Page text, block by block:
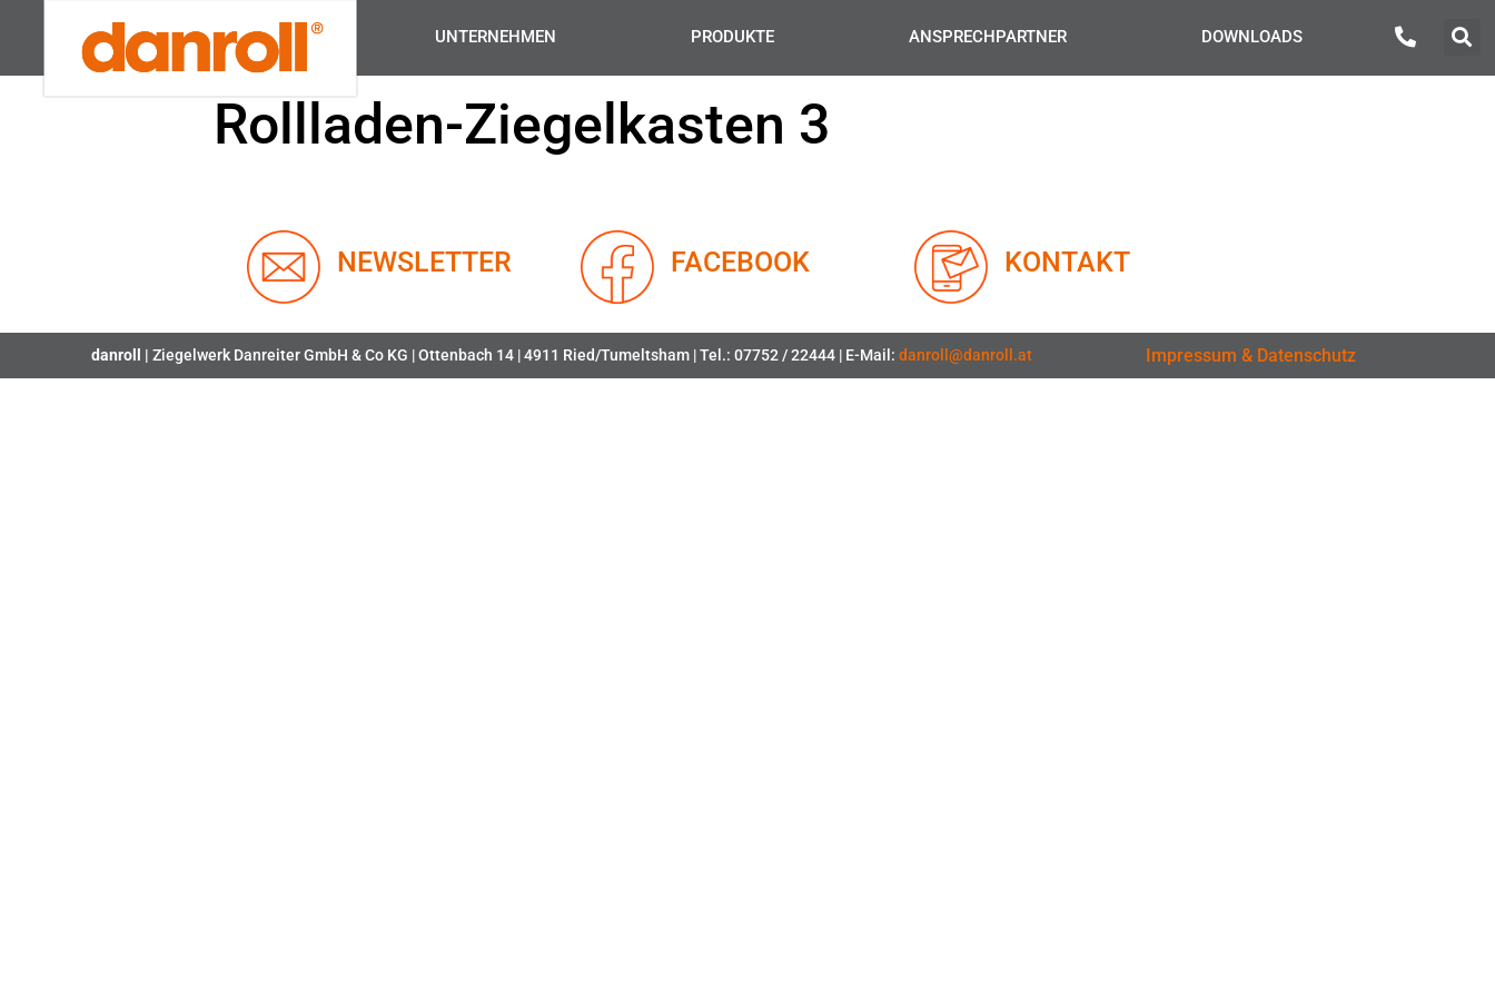
UNTERNEHMEN PRODUKTE ANSPRECHPARTNER DOWNLOADS
Rollladen-Ziegelkasten 3
NEWSLETTER FACEBOOK KONTAKT
danroll | Ziegelwerk Danreiter GmbH & Co KG | Ottenbach 14 | 4911 Ried/Tumeltsham | Tel.: 07752 / 22444 | E-Mail: danroll@danroll.at Impressum & Datenschutz